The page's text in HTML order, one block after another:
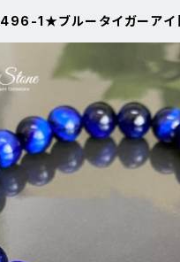
496-1★ブルータイガーアイ
レット | Noah's Stone ～パワース
トーン・天然石SHOP